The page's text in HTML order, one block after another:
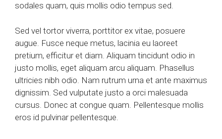
sodales quam, quis mollis odio tempus sed.
Sed vel tortor viverra, porttitor ex vitae, posuere
augue. Fusce neque metus, lacinia eu laoreet
pretium, efficitur et diam. Aliquam tincidunt odio in
justo mollis, eget aliquam arcu aliquam. Phasellus
ultricies nibh odio. Nam rutrum urna et ante maximus
dignissim. Sed vulputate justo a orci malesuada
cursus. Donec at congue quam. Pellentesque mollis
eros id pulvinar pellentesque.